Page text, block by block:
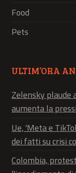
Food
Pets
ULTIM’ORA
Zelensky plaude
aumenta la
Ue, 'Meta e
dei fatti su crisi
Colombia,